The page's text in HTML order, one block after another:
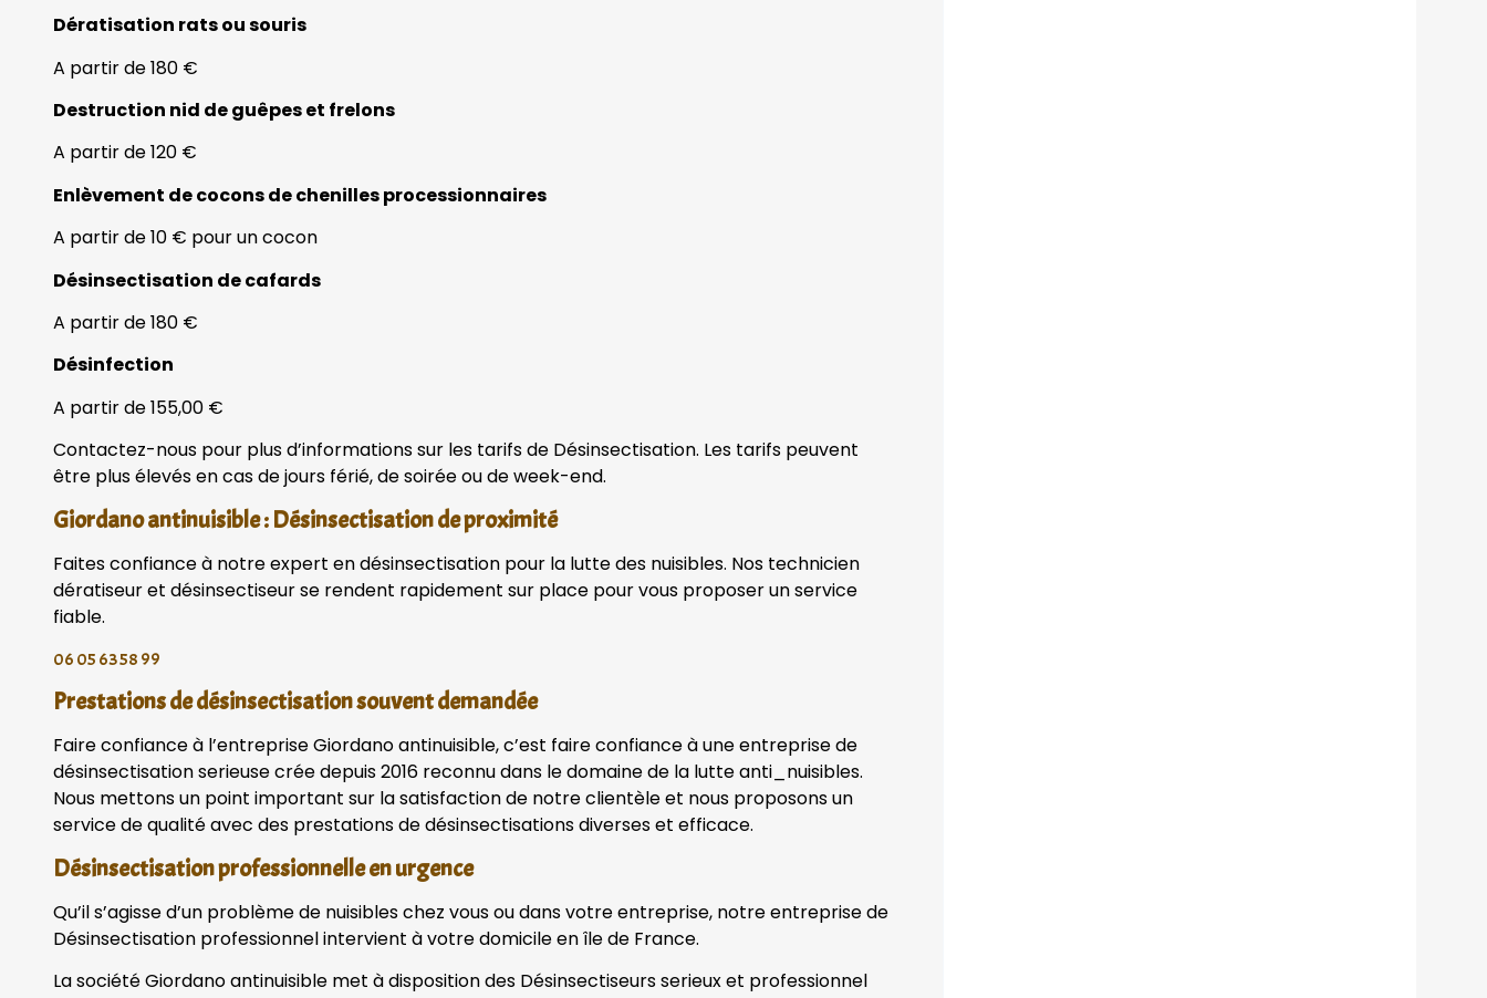
Dératisation rats ou souris
A partir de 180 €
Destruction nid de guêpes et frelons
A partir de 120 €
Enlèvement de cocons de chenilles processionnaires
A partir de 10 € pour un cocon
Désinsectisation de cafards
A partir de 180 €
Désinfection
A partir de 155,00 €
Contactez-nous pour plus d’informations sur les tarifs de Désinsectisation. Les tarifs peuvent
être plus élevés en cas de jours férié, de soirée ou de week-end.
Giordano antinuisible : Désinsectisation de proximité
Faites confiance à notre expert en désinsectisation pour la lutte des nuisibles. Nos technicien
dératiseur et désinsectiseur se rendent rapidement sur place pour vous proposer un service
fiable.
06 05 63 58 99
Prestations de désinsectisation souvent demandée
Faire confiance à l’entreprise Giordano antinuisible, c’est faire confiance à une entreprise de
désinsectisation serieuse crée depuis 2016 reconnu dans le domaine de la lutte anti_nuisibles.
Nous mettons un point important sur la satisfaction de notre clientèle et nous proposons un
service de qualité avec des prestations de désinsectisations diverses et efficace.
Désinsectisation professionnelle en urgence
Qu’il s’agisse d’un problème de nuisibles chez vous ou dans votre entreprise, notre entreprise de
Désinsectisation professionnel intervient à votre domicile en île de France.
La société Giordano antinuisible met à disposition des Désinsectiseurs serieux et professionnel